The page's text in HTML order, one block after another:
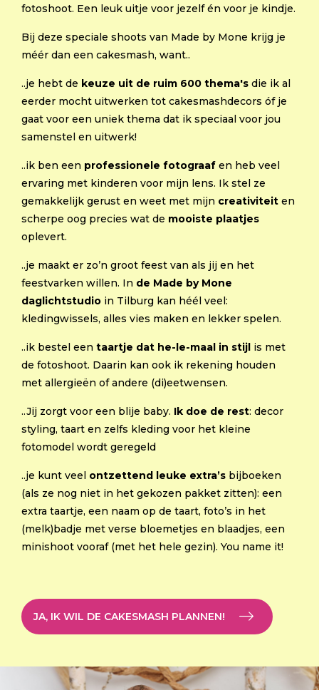
fotoshoot. Een leuk uitje voor jezelf én voor je kindje.
Bij deze speciale shoots van Made by Mone krijg je
méér dan een cakesmash, want..
..je hebt de keuze uit de ruim 600 thema's die ik al
eerder mocht uitwerken tot cakesmashdecors óf je
gaat voor een uniek thema dat ik speciaal voor jou
samenstel en uitwerk!
..ik ben een professionele fotograaf en heb veel
ervaring met kinderen voor mijn lens. Ik stel ze
gemakkelijk gerust en weet met mijn creativiteit en
scherpe oog precies wat de mooiste plaatjes
oplevert.
..je maakt er zo’n groot feest van als jij en het
feestvarken willen. In de Made by Mone
daglichtstudio in Tilburg kan héél veel:
kledingwissels, alles vies maken en lekker spelen.
..ik bestel een taartje dat he-le-maal in stijl is met
de fotoshoot. Daarin kan ook ik rekening houden
met allergieën of andere (di)eetwensen.
..Jij zorgt voor een blije baby. Ik doe de rest: decor
styling, taart en zelfs kleding voor het kleine
fotomodel wordt geregeld
..je kunt veel ontzettend leuke extra’s bijboeken
(als ze nog niet in het gekozen pakket zitten): een
extra taartje, een naam op de taart, foto’s in het
(melk)badje met verse bloemetjes en blaadjes, een
minishoot vooraf (met het hele gezin). You name it!
JA, IK WIL DE CAKESMASH PLANNEN!